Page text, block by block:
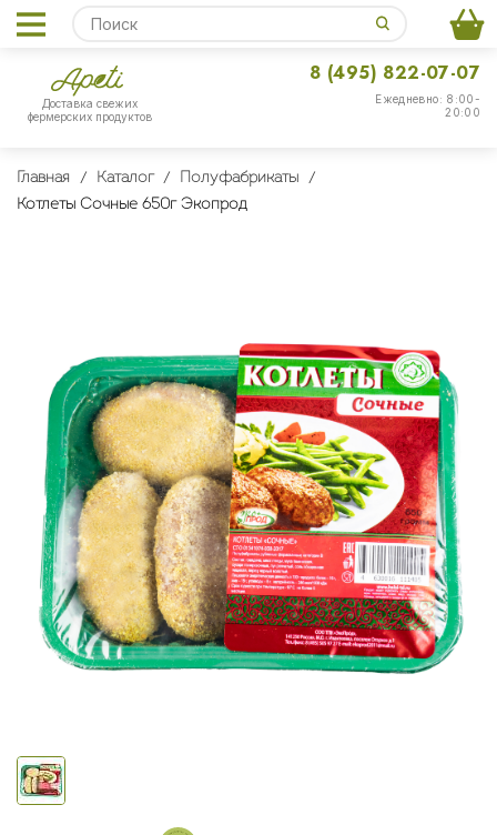
Доставка свежих
фермерских продуктов
Ежедневно: 8:00-
20:00
8 (495) 822-07-07
Главная Каталог
Полуфабрикаты
Котлеты Сочные 650г Экопрод